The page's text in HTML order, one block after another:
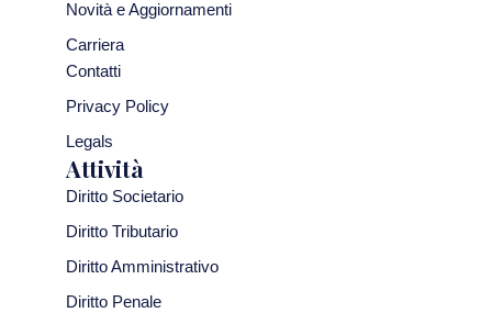
Novità e Aggiornamenti
Carriera
Contatti
Privacy Policy
Legals
Attività
Diritto Societario
Diritto Tributario
Diritto Amministrativo
Diritto Penale